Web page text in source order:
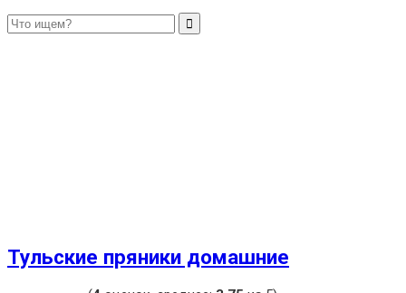
Тульские пряники домашние